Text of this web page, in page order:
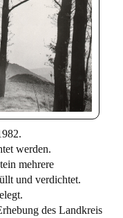
werden.
mehrere
und verdichtet.
des Landkreis